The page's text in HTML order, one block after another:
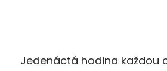
Jedenáctá hodina každou